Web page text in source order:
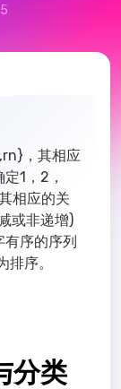
，其相应
1，2，
相应的关
或非递增)
有序的序列
序。
分类